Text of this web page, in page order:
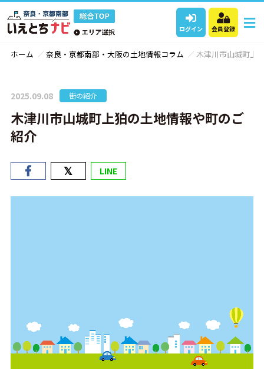
ログイン 会員登録
ホーム 奈良・京都南部・大阪の土地情報コラム 木津川市山城町上
2025.09.08 街の紹介
木津川市山城町上狛の土地情報や町のご
紹介
LINE